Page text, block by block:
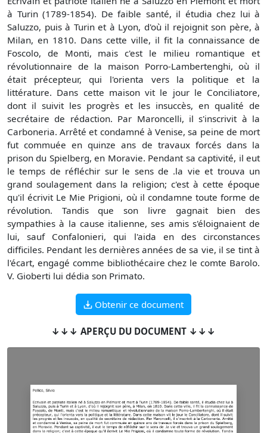
à Turin (1789-1854). De faible santé, il étudia chez lui à
Saluzzo, puis à Turin et à Lyon, d'où il rejoignit son père, à
Milan, en 1810. Dans cette ville, il fit la connaissance de
Foscolo, de Monti, mais c'est le milieu romantique et
révolutionnaire de la maison Porro-Lambertenghi, où il
était précepteur, qui l'orienta vers la politique et la
littérature. Dans cette maison vit le jour le Conciliatore,
dont il suivit les progrès et les insuccès, en qualité de
secrétaire de rédaction. Par Maroncelli, il s'inscrivit à la
Carboneria. Arrêté et condamné à Venise, sa peine de mort
fut commuée en quinze ans de travaux forcés dans la
prison du Spielberg, en Moravie. Pendant sa captivité, il eut
le temps de réfléchir sur le sens de .la vie et trouva un
grand soulagement dans la religion; c'est à cette époque
qu'il écrivit Le Mie Prigioni, où il condamne toute forme de
révolution. Tandis que son livre gagnait bien des
sympathies à la cause italienne, ses amis s'éloignaient de
lui, sauf Confalonieri, qui l'aida en des circonstances
difficiles. Pendant les dernières années de sa vie, il se tint à
l'écart, engagé comme bibliothécaire chez le comte Barolo.
V. Gioberti lui dédia son Primato.
Obtenir ce document
↓↓↓ APERÇU DU DOCUMENT ↓↓↓